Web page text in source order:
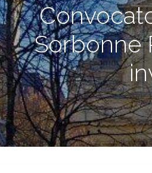
Sorbonne